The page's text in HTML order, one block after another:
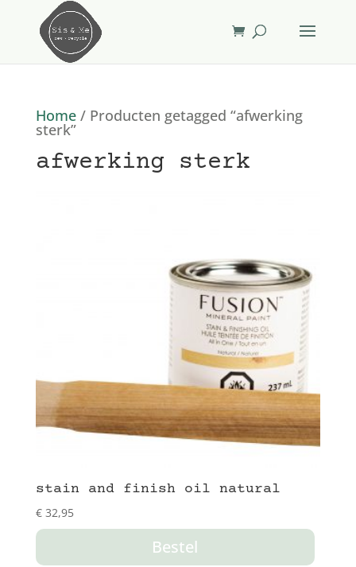
Home/ Producten getagged “afwerking
sterk”
afwerking sterk
stain and finish oil natural
€32,95
Bestel